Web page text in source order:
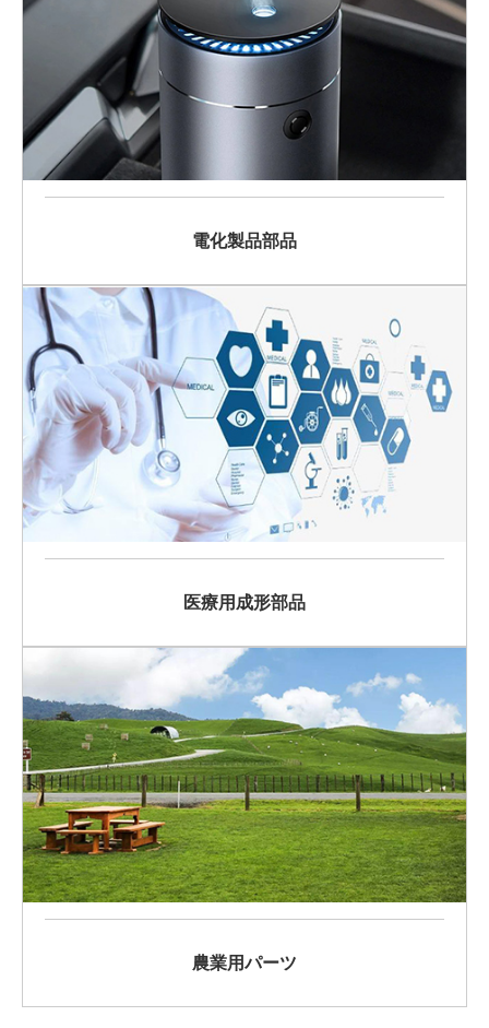
電化製品部品
医療用成形部品
農業用パーツ